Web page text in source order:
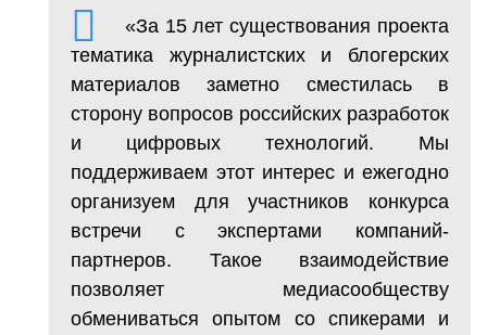
«За 15 лет существования проекта
тематика журналистских и блогерских
материалов заметно сместилась в
сторону вопросов российских разработок
и цифровых технологий. Мы
поддерживаем этот интерес и ежегодно
организуем для участников конкурса
встречи с экспертами компаний-
партнеров. Такое взаимодействие
позволяет медиасообществу
обмениваться опытом со спикерами и